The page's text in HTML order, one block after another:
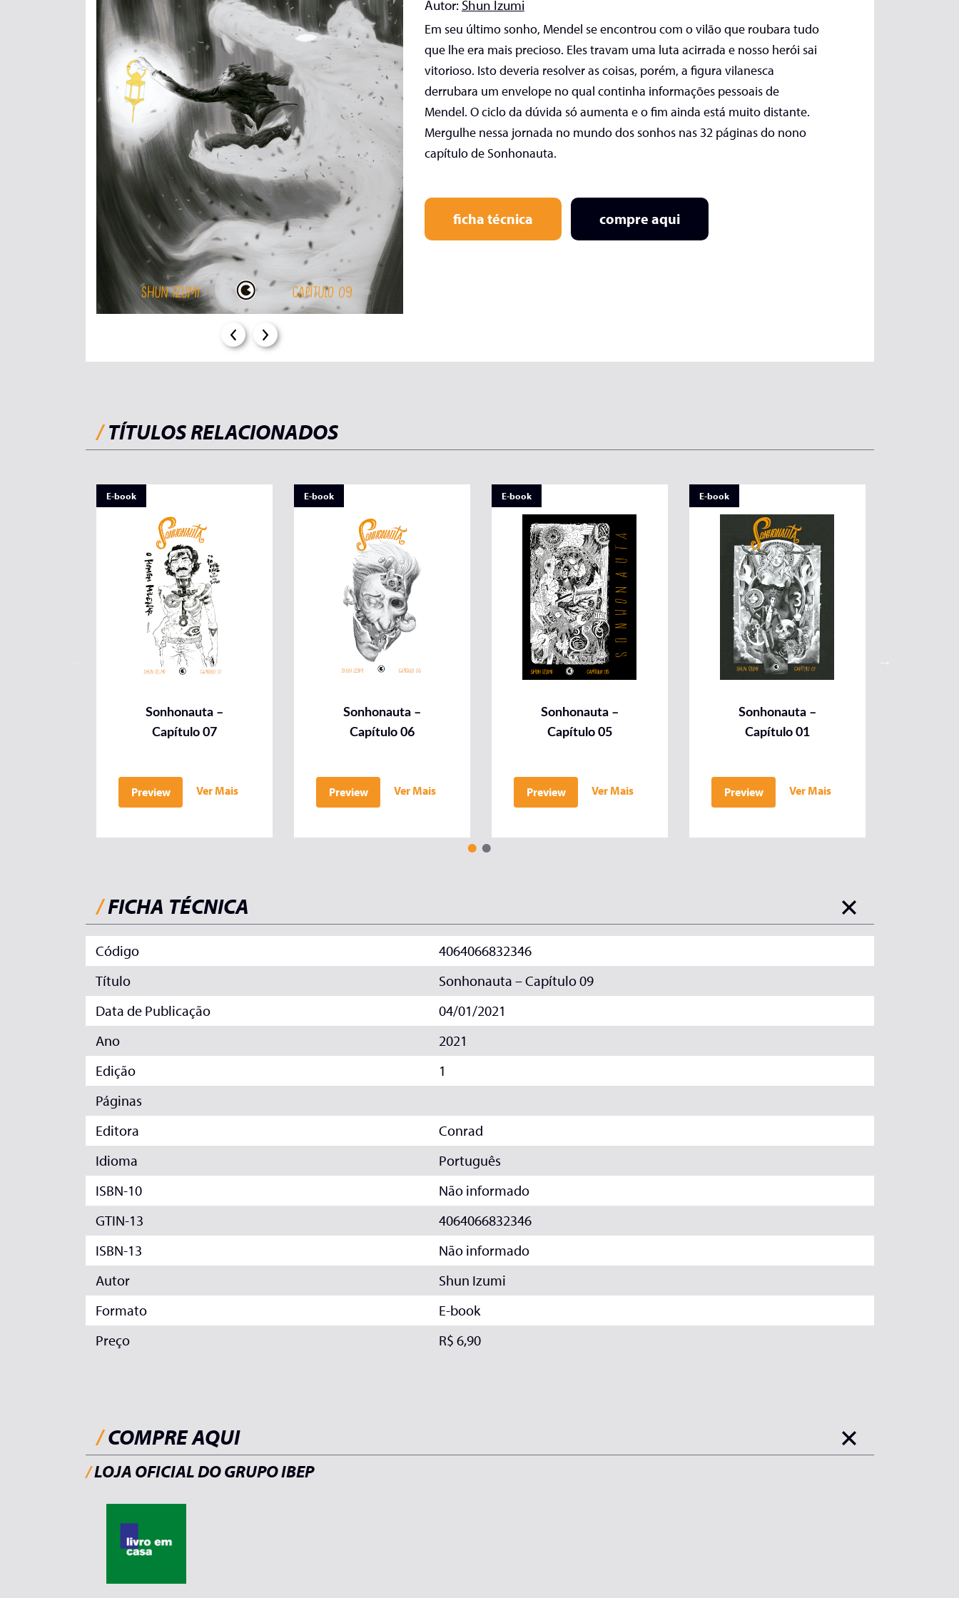
Autor: Shun Izumi
Em seu último sonho, Mendel se encontrou com o vilão que roubara tudo
que lhe era mais precioso. Eles travam uma luta acirrada e nosso herói sai
vitorioso. Isto deveria resolver as coisas, porém, a figura vilanesca
derrubara um envelope no qual continha informações pessoais de
Mendel. O ciclo da dúvida só aumenta e o fim ainda está muito distante.
Mergulhe nessa jornada no mundo dos sonhos nas 32 páginas do nono
capítulo de Sonhonauta.
ficha técnica compre aqui
/TÍTULOS RELACIONADOS
E-book
Sonhonauta –
Capítulo 07
Preview Ver Mais
E-book
Sonhonauta –
Capítulo 06
Preview Ver Mais
E-book
Sonhonauta –
Capítulo 05
Preview Ver Mais
E-book
Sonhonauta –
Capítulo 01
Preview Ver Mais
/FICHA TÉCNICA
Código
4064066832346
Título
Sonhonauta – Capítulo 09
Data de Publicação
04/01/2021
Ano
2021
Edição
1
Páginas
Editora
Conrad
Idioma
Português
ISBN-10
Não informado
GTIN-13
4064066832346
ISBN-13
Não informado
Autor
Shun Izumi
Formato
E-book
Preço
R$ 6,90
/COMPRE AQUI
/LOJA OFICIAL DO GRUPO IBEP